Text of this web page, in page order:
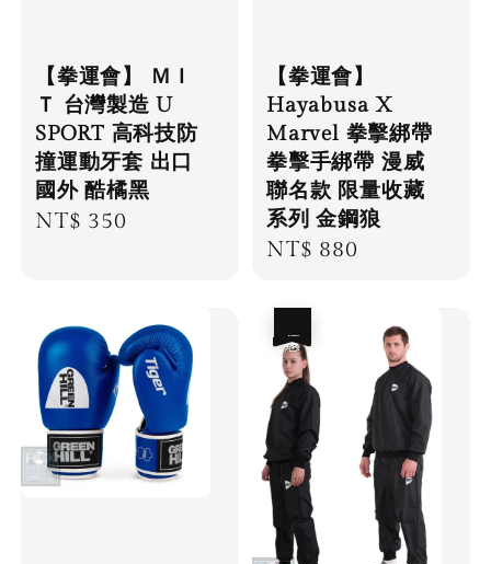
【拳運會】 ＭＩ
Ｔ 台灣製造 U
SPORT 高科技防
撞運動牙套 出口
國外 酷橘黑
Regular
NT$ 350
【拳運會】
Hayabusa X
Marvel 拳擊綁帶
拳擊手綁帶 漫威
聯名款 限量收藏
系列 金鋼狼
Regular
NT$ 880